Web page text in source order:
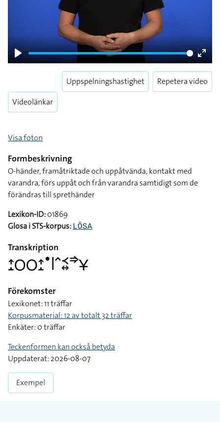
Play
Enter
Videolänkar
Uppspelningshastighet Repetera video
Visa foton
Formbeskrivning
O-händer, framåtriktade och uppåtvända, kontakt med
varandra, förs uppåt och från varandra samtidigt som de
förändras till sprethänder
Lexikon-ID:01869
Glosa i STS-korpus: LÖSA
Transkription
􌤴􌤸􌥆􌥆􌤴􌤸􌤟􌥼􌥦􌥹􌦉􌦆􌥃
Förekomster
Lexikonet: 11 träffar
Korpusmaterial: 12 av totalt 32 träffar
Enkäter: 0 träffar
Teckenformen kan också betyda
Uppdaterat: 2026-08-07
Exempel